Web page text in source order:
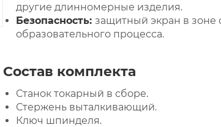
другие длинномерные изделия.
Безопасность: защитный экран в зоне
образовательного процесса.
Состав комплекта
Станок токарный в сборе.
Стержень выталкивающий.
Ключ шпинделя.